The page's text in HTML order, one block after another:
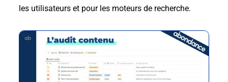
les utilisateurs et pour les moteurs de recherche.